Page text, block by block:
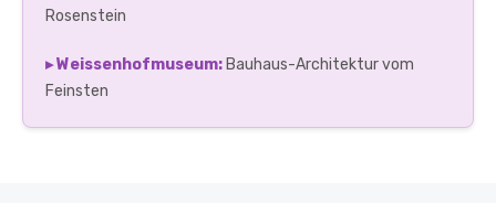
Rosenstein
▸ Weissenhofmuseum: Bauhaus-Architektur vom
Feinsten